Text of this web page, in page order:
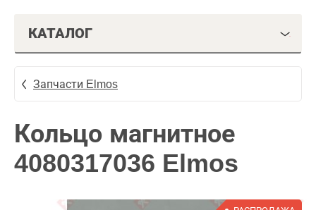
КАТАЛОГ
Запчасти Elmos
Кольцо магнитное
4080317036 Elmos